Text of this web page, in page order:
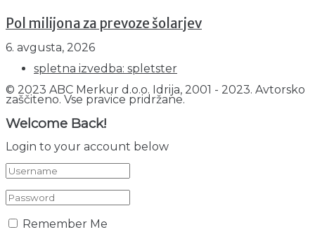
Pol milijona za prevoze šolarjev
6. avgusta, 2026
spletna izvedba: spletster
© 2023 ABC Merkur d.o.o. Idrija, 2001 - 2023. Avtorsko
zaščiteno. Vse pravice pridržane.
Welcome Back!
Login to your account below
Remember Me